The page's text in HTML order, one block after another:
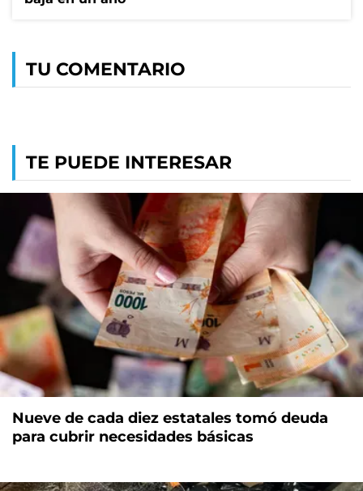
TU COMENTARIO
TE PUEDE INTERESAR
Nueve de cada diez estatales tomó deuda
para cubrir necesidades básicas